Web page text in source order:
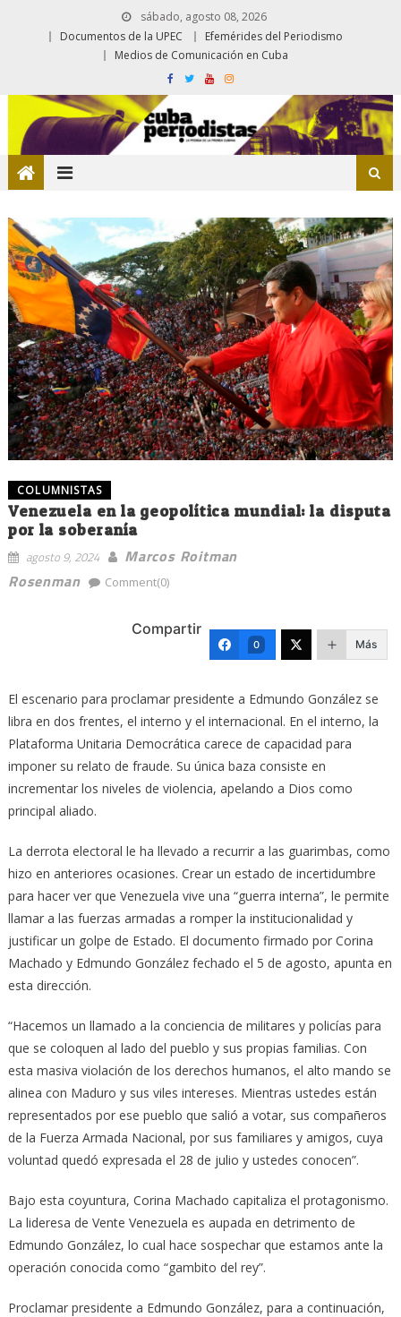
sábado, agosto 08, 2026
Documentos de la UPEC
Efemérides del Periodismo
Medios de Comunicación en Cuba
COLUMNISTAS
Venezuela en la geopolítica mundial: la disputa
por la soberanía
agosto 9, 2024
Marcos Roitman
Rosenman
Comment(0)
Compartir
0 Más
El escenario para proclamar presidente a Edmundo González se
libra en dos frentes, el interno y el internacional. En el interno, la
Plataforma Unitaria Democrática carece de capacidad para
imponer su relato de fraude. Su única baza consiste en
incrementar los niveles de violencia, apelando a Dios como
principal aliado.
La derrota electoral le ha llevado a recurrir a las guarimbas, como
hizo en anteriores ocasiones. Crear un estado de incertidumbre
para hacer ver que Venezuela vive una “guerra interna”, le permite
llamar a las fuerzas armadas a romper la institucionalidad y
justificar un golpe de Estado. El documento firmado por Corina
Machado y Edmundo González fechado el 5 de agosto, apunta en
esta dirección.
“Hacemos un llamado a la conciencia de militares y policías para
que se coloquen al lado del pueblo y sus propias familias. Con
esta masiva violación de los derechos humanos, el alto mando se
alinea con Maduro y sus viles intereses. Mientras ustedes están
representados por ese pueblo que salió a votar, sus compañeros
de la Fuerza Armada Nacional, por sus familiares y amigos, cuya
voluntad quedó expresada el 28 de julio y ustedes conocen”.
Bajo esta coyuntura, Corina Machado capitaliza el protagonismo.
La lideresa de Vente Venezuela es aupada en detrimento de
Edmundo González, lo cual hace sospechar que estamos ante la
operación conocida como “gambito del rey”.
Proclamar presidente a Edmundo González, para a continuación,